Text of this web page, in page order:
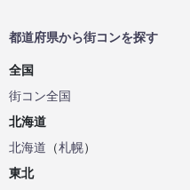
都道府県から街コンを探す
全国
街コン全国
北海道
北海道 （札幌）
東北